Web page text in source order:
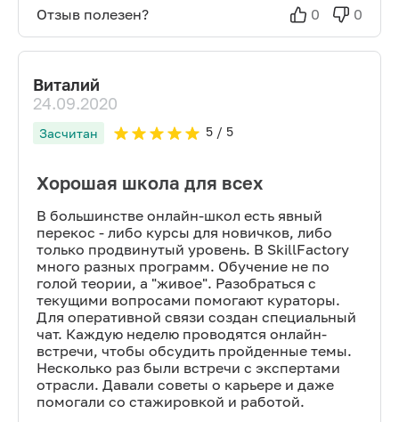
Отзыв полезен? 0 0
Виталий
24.09.2020
Засчитан 5/ 5
Хорошая школа для всех
В большинстве онлайн-школ есть явный
перекос - либо курсы для новичков, либо
только продвинутый уровень. В SkillFactory
много разных программ. Обучение не по
голой теории, а "живое". Разобраться с
текущими вопросами помогают кураторы.
Для оперативной связи создан специальный
чат. Каждую неделю проводятся онлайн-
встречи, чтобы обсудить пройденные темы.
Несколько раз были встречи с экспертами
отрасли. Давали советы о карьере и даже
помогали со стажировкой и работой.